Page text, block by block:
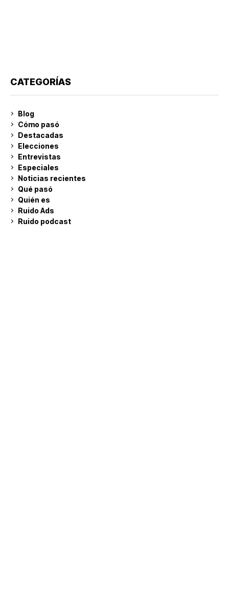
CATEGORÍAS
Blog
Cómo pasó
Destacadas
Elecciones
Entrevistas
Especiales
Noticias recientes
Qué pasó
Quién es
Ruido Ads
Ruido podcast